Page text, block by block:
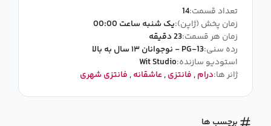
تعداد قسمت:14
زمان پخش (ژاپن):یک شنبه ساعت 00:00
زمان هر قسمت:23 دقیقه
رده سنی:PG-13 - نوجوانان ۱۳ سال به بالا
استودیو سازنده:Wit Studio
ژانر ها:درام,فانتزی,عاشقانه,فانتزی شهری
برچسب ها